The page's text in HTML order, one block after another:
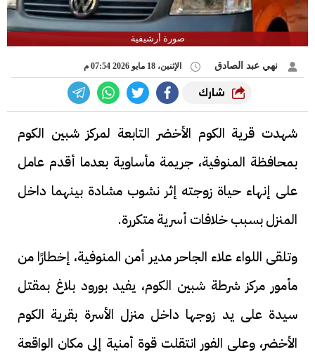
صورة أرشيفية
نهي عبد الصادق الإثنين، 18 مايو 2026 07:54 م
شارك
شهدت قرية الكوم الأخضر التابعة لمركز شبين الكوم
بمحافظة المنوفية، جريمة مأساوية بعدما أقدم عامل
على إنهاء حياة زوجته إثر نشوب مشادة بينهما داخل
المنزل بسبب خلافات أسرية متكررة.
وتلقى اللواء علاء الجاحر مدير أمن المنوفية، إخطارًا من
مأمور مركز شرطة شبين الكوم، يفيد بورود بلاغ بمقتل
سيدة على يد زوجها داخل منزل الأسرة بقرية الكوم
الأخضر، وعلى الفور انتقلت قوة أمنية إلى مكان الواقعة